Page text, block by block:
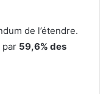
de l’étendre.
par 59,6% des